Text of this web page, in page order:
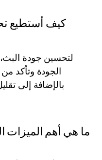
كيف أستطيع
لتحسين جودة
الجودة وتأكد
بالإضافة إلى
ما هي أهم الميزات